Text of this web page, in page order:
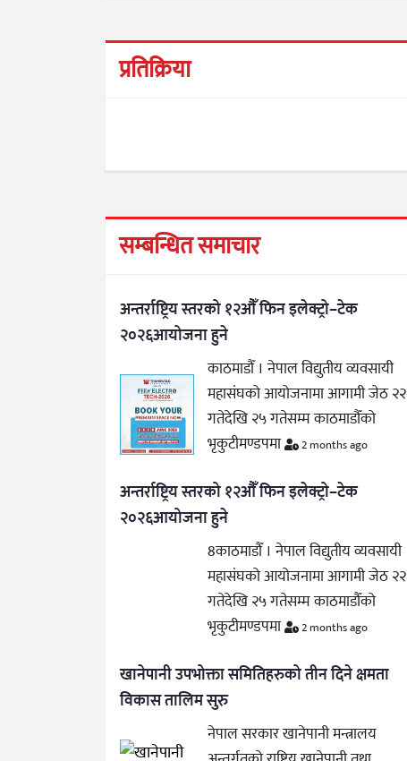
प्रतिक्रिया
सम्बन्धित समाचार
अन्तर्राष्ट्रिय स्तरको १२औँ फिन इलेक्ट्रो–टेक
२०२६आयोजना हुने
काठमाडौँ । नेपाल विद्युतीय व्यवसायी
महासंघको आयोजनामा आगामी जेठ २२
गतेदेखि २५ गतेसम्म काठमाडौँको
भृकुटीमण्डपमा
2 months ago
अन्तर्राष्ट्रिय स्तरको १२औँ फिन इलेक्ट्रो–टेक
२०२६आयोजना हुने
8काठमाडौँ । नेपाल विद्युतीय व्यवसायी
महासंघको आयोजनामा आगामी जेठ २२
गतेदेखि २५ गतेसम्म काठमाडौँको
भृकुटीमण्डपमा
2 months ago
खानेपानी उपभोक्ता समितिहरुको तीन दिने क्षमता
विकास तालिम सुरु
नेपाल सरकार खानेपानी मन्त्रालय